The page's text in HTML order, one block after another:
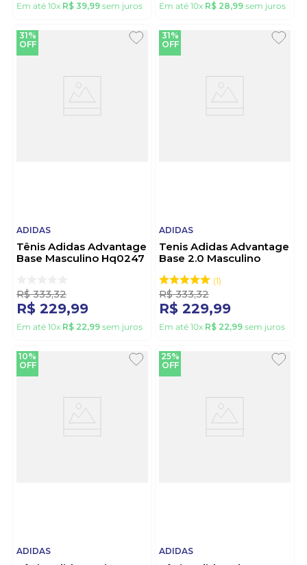
Em até 10x R$ 39,99 sem juros Em até 10x R$ 28,99 sem juros
31%
OFF
ADIDAS
Tênis Adidas Advantage
Base Masculino Hq0247
R$ 333,32
R$ 229,99
Em até 10x R$ 22,99 sem juros
31%
OFF
ADIDAS
Tenis Adidas Advantage
Base 2.0 Masculino
1
R$ 333,32
R$ 229,99
Em até 10x R$ 22,99 sem juros
10%
OFF
ADIDAS
25%
OFF
ADIDAS